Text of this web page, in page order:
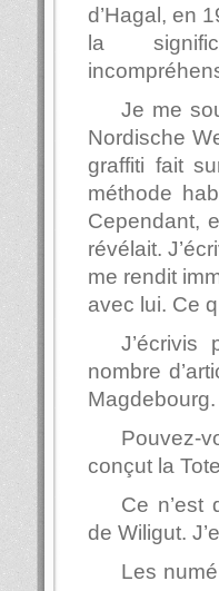
d’Hagal, en
la
Je me
Nordische
graffiti fait
méthode
Cependant,
révélait.
me rendit
avec lui. Ce
nombre
Magdebourg.
Pouvez-
conçut la
Ce n’est
de Wiligut.
Les